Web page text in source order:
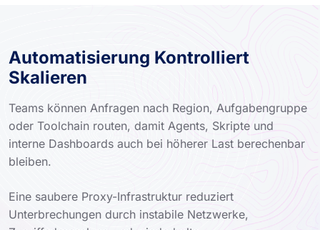
Automatisierung Kontrolliert
Skalieren
Teams können Anfragen nach Region, Aufgabengruppe
oder Toolchain routen, damit Agents, Skripte und
interne Dashboards auch bei höherer Last berechenbar
bleiben.
Eine saubere Proxy-Infrastruktur reduziert
Unterbrechungen durch instabile Netzwerke,